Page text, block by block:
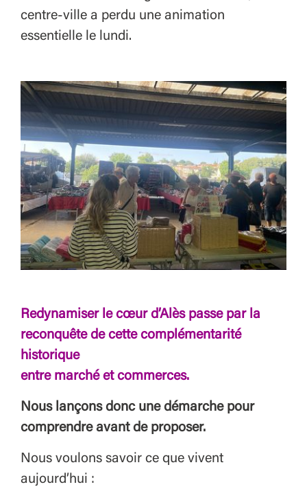
centre-ville a perdu une animation
essentielle le lundi.
Redynamiser le cœur d’Alès passe par la
reconquête de cette complémentarité
historique
entre marché et commerces.
Nous lançons donc une démarche pour
comprendre avant de proposer.
Nous voulons savoir ce que vivent
aujourd’hui :